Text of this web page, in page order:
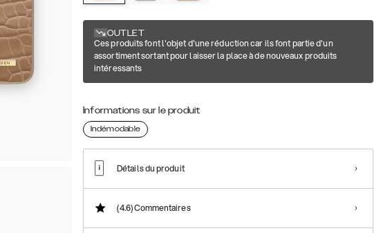
OUTLET
Ces produits font l'objet d'une réduction car ils font partie d'un
assortiment sortant pour laisser la place à de nouveaux produits
intéressants
Informations sur le produit
Indémodable
Détails du produit
(4.6)Commentaires